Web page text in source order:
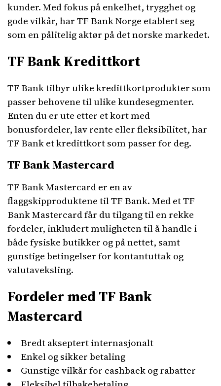
kunder. Med fokus på enkelhet, trygghet og
gode vilkår, har TF Bank Norge etablert seg
som en pålitelig aktør på det norske markedet.
TF Bank Kredittkort
TF Bank tilbyr ulike kredittkortprodukter som
passer behovene til ulike kundesegmenter.
Enten du er ute etter et kort med
bonusfordeler, lav rente eller fleksibilitet, har
TF Bank et kredittkort som passer for deg.
TF Bank Mastercard
TF Bank Mastercard er en av
flaggskipproduktene til TF Bank. Med et TF
Bank Mastercard får du tilgang til en rekke
fordeler, inkludert muligheten til å handle i
både fysiske butikker og på nettet, samt
gunstige betingelser for kontantuttak og
valutaveksling.
Fordeler med TF Bank
Mastercard
Bredt akseptert internasjonalt
Enkel og sikker betaling
Gunstige vilkår for cashback og rabatter